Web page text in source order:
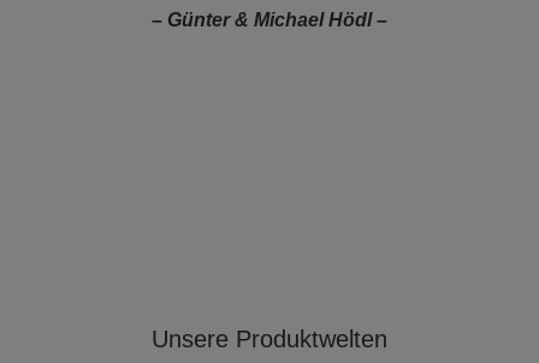
– Günter & Michael Hödl –
Unsere Produktwelten